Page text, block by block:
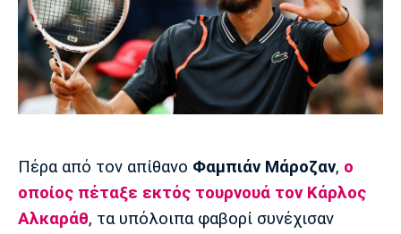
Πολιτισμός
Τραγούδια
Cine Spot
Media
Παρασκήνιο
Πρόγραμμα TV
Ιωνικός Κηφισιά Πανσερραϊκός
Μπαρτσελόνα
Ρεάλ
Μαδρίτης
Ατλέτικο
Μαδρίτης
Πέρα από τον απίθανο Φαμπιάν Μάροζαν, ο
οποίος πέταξε εκτός τουρνουά τον Κάρλος
Αλκαράθ, τα υπόλοιπα φαβορί συνέχισαν